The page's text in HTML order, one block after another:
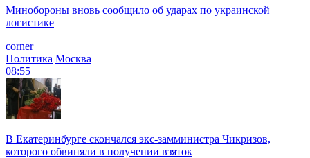
Минобороны вновь сообщило об ударах по украинской
логистике
corner
Политика Москва
08:55
В Екатеринбурге скончался экс-замминистра Чикризов,
которого обвиняли в получении взяток